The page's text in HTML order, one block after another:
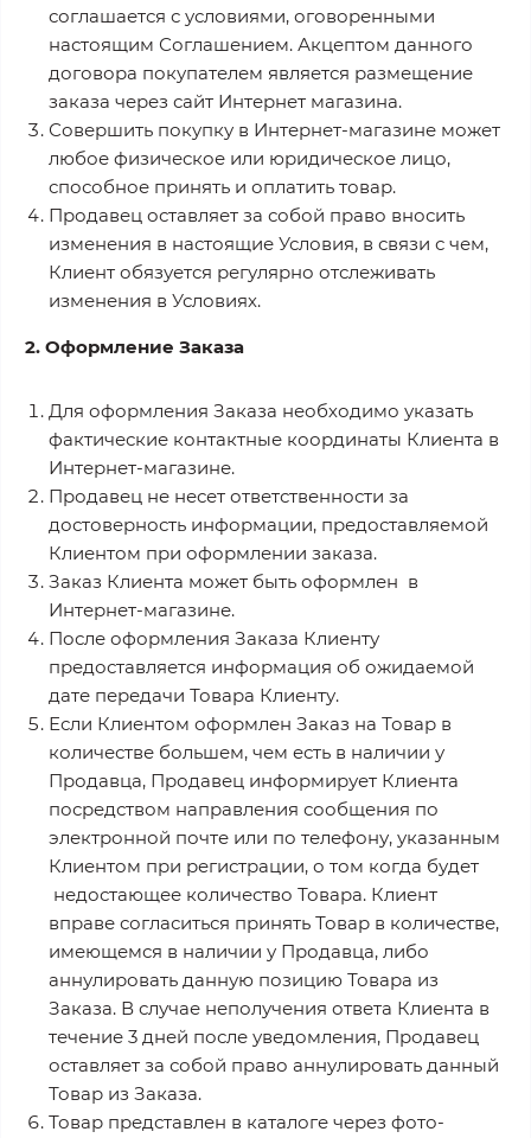
соглашается с условиями, оговоренными
настоящим Соглашением. Акцептом данного
договора покупателем является размещение
заказа через сайт Интернет магазина.
Совершить покупку в Интернет-магазине может
любое физическое или юридическое лицо,
способное принять и оплатить товар.
Продавец оставляет за собой право вносить
изменения в настоящие Условия, в связи с чем,
Клиент обязуется регулярно отслеживать
изменения в Условиях.
2. Оформление Заказа
Для оформления Заказа необходимо указать
фактические контактные координаты Клиента в
Интернет-магазине.
Продавец не несет ответственности за
достоверность информации, предоставляемой
Клиентом при оформлении заказа.
Заказ Клиента может быть оформлен в
Интернет-магазине.
После оформления Заказа Клиенту
предоставляется информация об ожидаемой
дате передачи Товара Клиенту.
Если Клиентом оформлен Заказ на Товар в
количестве большем, чем есть в наличии у
Продавца, Продавец информирует Клиента
посредством направления сообщения по
электронной почте или по телефону, указанным
Клиентом при регистрации, о том когда будет
недостающее количество Товара. Клиент
вправе согласиться принять Товар в количестве,
имеющемся в наличии у Продавца, либо
аннулировать данную позицию Товара из
Заказа. В случае неполучения ответа Клиента в
течение 3 дней после уведомления, Продавец
оставляет за собой право аннулировать данный
Товар из Заказа.
Товар представлен в каталоге через фото-